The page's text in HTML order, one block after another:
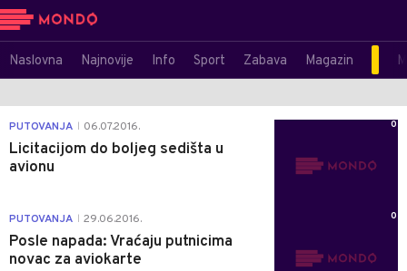
Naslovna Najnovije Info Sport Zabava Magazin
PUTOVANJA 06.07.2016.
Licitacijom do boljeg sedišta u
avionu
0
PUTOVANJA 29.06.2016.
Posle napada: Vraćaju putnicima
novac za aviokarte
0